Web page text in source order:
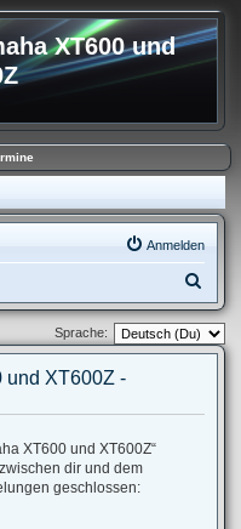
XT600 und
Anmelden
u
c
Sprache:
und XT600Z -
XT600 und XT600Z“
dir und dem
geschlossen: